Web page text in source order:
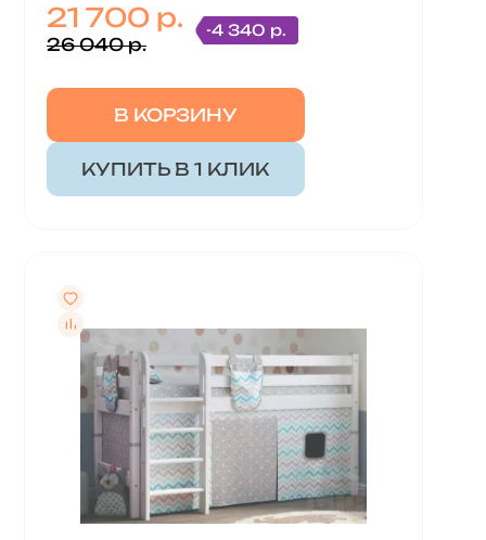
21 700 р.
26 040 р.
-4 340 р.
В КОРЗИНУ
КУПИТЬ В 1 КЛИК